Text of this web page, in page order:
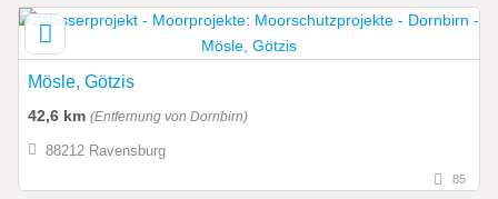
Mösle, Götzis
42,6 km (Entfernung von Dornbirn)
88212 Ravensburg
85